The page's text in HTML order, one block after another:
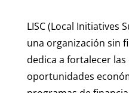
LISC (Local Initiatives
una organización sin
dedica a fortalecer
oportunidades